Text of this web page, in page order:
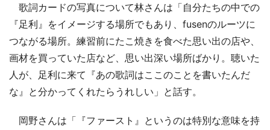
歌詞カードの写真について林さんは「自分たちの中での
『足利』をイメージする場所でもあり、fusenのルーツに
つながる場所。練習前にたこ焼きを食べた思い出の店や、
画材を買っていた店など、思い出深い場所ばかり。聴いた
人が、足利に来て『あの歌詞はここのことを書いたんだ
な』と分かってくれたらうれしい」と話す。
岡野さんは「『ファースト』というのは特別な意味を持